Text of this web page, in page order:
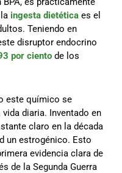
ingesta dietética es el
Teniendo en
disruptor endocrino
por ciento de los
este químico se
diaria. Inventado en
claro en la década
un estrogénico. Esto
evidencia clara de
de la Segunda Guerra